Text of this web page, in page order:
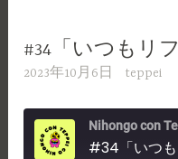
#34「いつもリ
2023年10月6日 teppei
Nihongo con
#34「いつも